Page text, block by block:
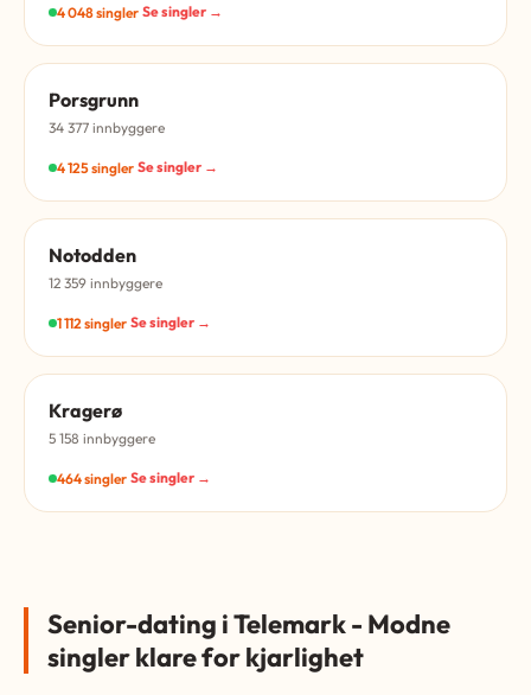
4 048 singler Se singler →
Porsgrunn
34 377 innbyggere
4 125 singler Se singler →
Notodden
12 359 innbyggere
1 112 singler Se singler →
Kragerø
5 158 innbyggere
464 singler Se singler →
Senior-dating i Telemark - Modne
singler klare for kjarlighet